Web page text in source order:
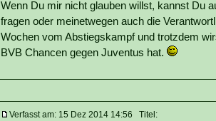
Wenn Du mir nicht glauben willst, kannst Du
fragen oder meinetwegen auch die
Wochen vom Abstiegskampf und trotzdem
BVB Chancen gegen Juventus hat.
Verfasst am: 15 Dez 2014 14:56 Titel: